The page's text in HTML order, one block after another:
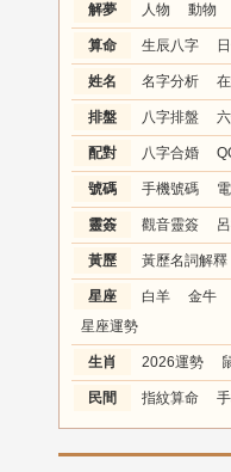
解夢 人物 動物
算命 生辰八字
姓名 名字分析
排盤 八字排盤
配對 八字合婚
號碼 手機號碼
靈簽 觀音靈簽
黃歷 黃歷名詞解釋
星座 白羊 金牛
星座運勢
生肖 2026運勢
民間 指紋算命